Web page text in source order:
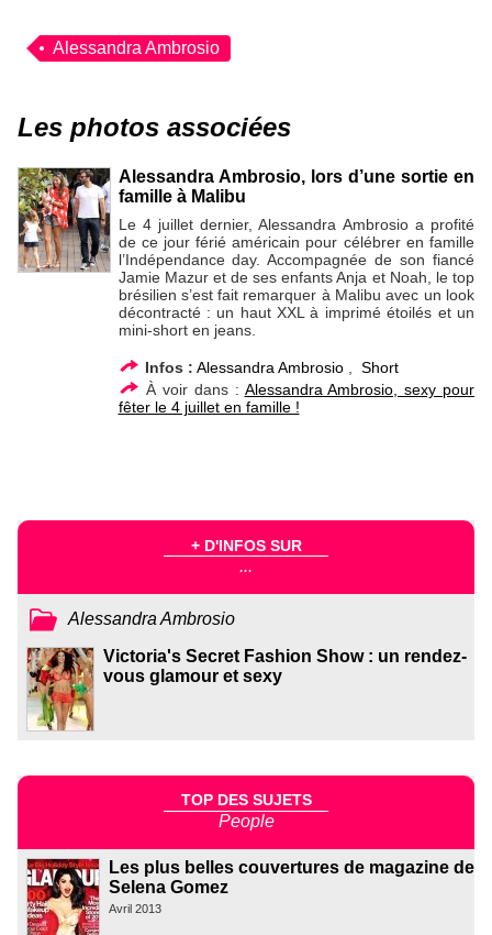
Alessandra Ambrosio
Les photos associées
Alessandra Ambrosio, lors d’une sortie en
famille à Malibu
Le 4 juillet dernier, Alessandra Ambrosio a profité
de ce jour férié américain pour célébrer en famille
l’Indépendance day. Accompagnée de son fiancé
Jamie Mazur et de ses enfants Anja et Noah, le top
brésilien s’est fait remarquer à Malibu avec un look
décontracté : un haut XXL à imprimé étoilés et un
mini-short en jeans.
Infos : Alessandra Ambrosio, Short
À voir dans : Alessandra Ambrosio, sexy pour
fêter le 4 juillet en famille !
+ D'INFOS SUR
...
Alessandra Ambrosio
Victoria's Secret Fashion Show : un rendez-
vous glamour et sexy
TOP DES SUJETS
People
Les plus belles couvertures de magazine de
Selena Gomez
Avril 2013